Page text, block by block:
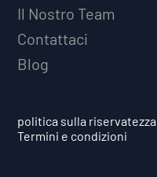
Il Nostro Team
Contattaci
Blog
politica sulla riservatezza
Termini e condizioni